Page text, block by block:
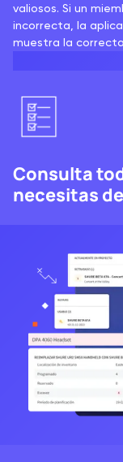
valiosos. Si un
incorrecta, la
muestra la
Consulta
necesitas